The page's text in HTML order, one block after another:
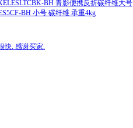
BH 青影便携反折碳纤维大号
BH 小号 碳纤维 承重4kg
快. 感谢买家.